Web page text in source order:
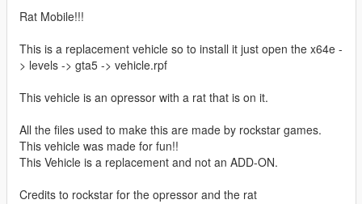
Rat Mobile!!!
This is a replacement vehicle so to install it just open the x64e -
> levels -> gta5 -> vehicle.rpf
This vehicle is an opressor with a rat that is on it.
All the files used to make this are made by rockstar games.
This vehicle was made for fun!!
This Vehicle is a replacement and not an ADD-ON.
Credits to rockstar for the opressor and the rat